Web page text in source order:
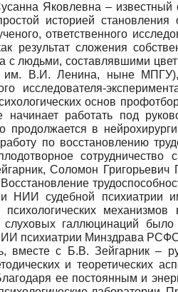
Яковлевна – известный
историей
ответственного
результат сложения
с людьми, составлявшими
В.И. Ленина, ныне МПГУ),
исследователя-
основ
начинает работать под
продолжается в
работу по восстановлению
Соломон
НИИ судебной психиатрии
психологических
слуховых галлюцинаций
психиатрии Минздрава
вместе с Б.В. Зейгарник –
и теоретических
ее постоянным и